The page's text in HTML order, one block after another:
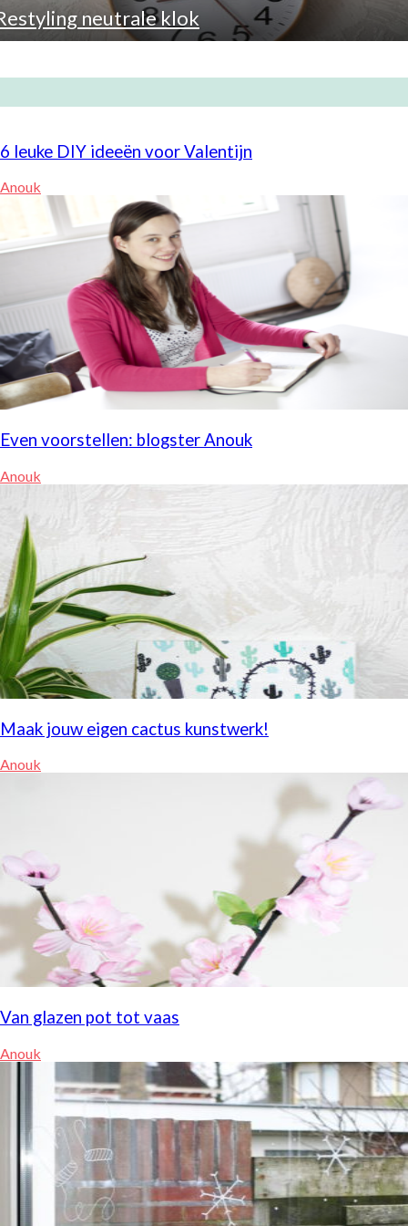
neutrale klok
6 leuke DIY ideeën voor Valentijn
Anouk
Even voorstellen: blogster Anouk
Anouk
Maak jouw eigen cactus kunstwerk!
Anouk
Van glazen pot tot vaas
Anouk